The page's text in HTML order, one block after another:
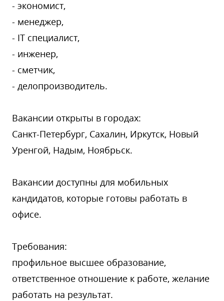
- экономист,
- менеджер,
- IT специалист,
- инженер,
- сметчик,
- делопроизводитель.
Вакансии открыты в городах:
Санкт-Петербург, Сахалин, Иркутск, Новый
Уренгой, Надым, Ноябрьск.
Вакансии доступны для мобильных
кандидатов, которые готовы работать в
офисе.
Требования:
профильное высшее образование,
ответственное отношение к работе, желание
работать на результат.